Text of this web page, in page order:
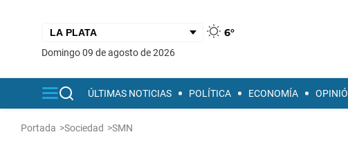
6°
domingo 09 de agosto de 2026
ÚLTIMAS NOTICIAS POLÍTICA ECONOMÍA
Portada >Sociedad >SMN